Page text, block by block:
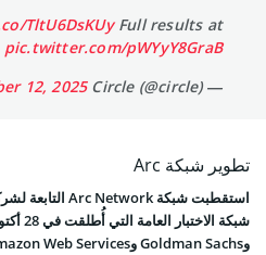
Full results at
TltU6DsKUy
pic.twitter.com/pWYyY8GraB
— Circle (@circle)
12, 2025
تطوير شبكة Arc